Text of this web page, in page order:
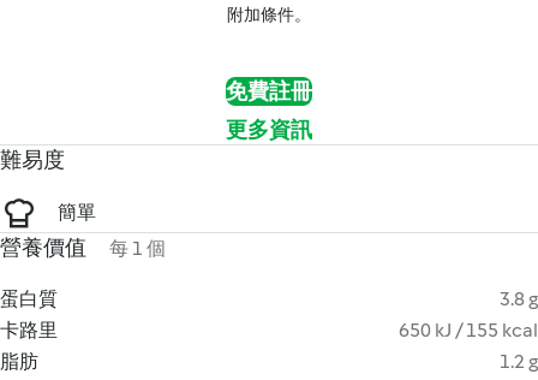
附加條件。
免費註冊
更多資訊
難易度
簡單
營養價值 每 1 個
蛋白質
3.8 g
卡路里
650 kJ / 155 kcal
脂肪
1.2 g